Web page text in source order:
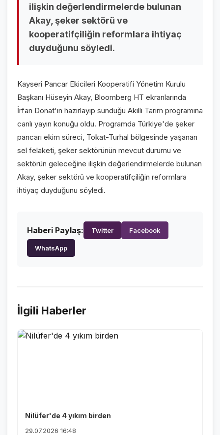
VİDEO GALERİ
FOTO GALERİ
KURUMSAL
KÜNYE
İLETİŞİM
ilişkin değerlendirmelerde bulunan
Akay, şeker sektörü ve
kooperatifçiliğin reformlara ihtiyaç
duyduğunu söyledi.
Kayseri Pancar Ekicileri Kooperatifi Yönetim Kurulu
Başkanı Hüseyin Akay, Bloomberg HT ekranlarında
İrfan Donat'ın hazırlayıp sunduğu Akıllı Tarım programına
canlı yayın konuğu oldu. Programda Türkiye'de şeker
pancarı ekim süreci, Tokat-Turhal bölgesinde yaşanan
sel felaketi, şeker sektörünün mevcut durumu ve
sektörün geleceğine ilişkin değerlendirmelerde bulunan
Akay, şeker sektörü ve kooperatifçiliğin reformlara
ihtiyaç duyduğunu söyledi.
Haberi Paylaş: Twitter Facebook
WhatsApp
İlgili Haberler
Nilüfer'de 4 yıkım birden
29.07.2026 16:48